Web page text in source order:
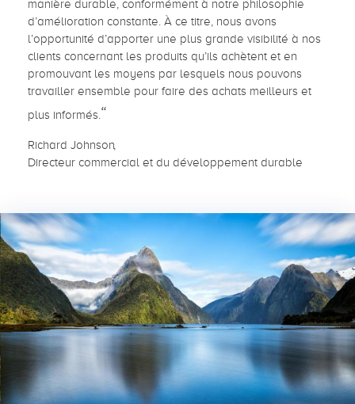
manière durable, conformément à notre philosophie
d’amélioration constante. À ce titre, nous avons
l’opportunité d’apporter une plus grande visibilité à nos
clients concernant les produits qu’ils achètent et en
promouvant les moyens par lesquels nous pouvons
travailler ensemble pour faire des achats meilleurs et
plus informés.“
Richard Johnson
Directeur commercial et du développement durable